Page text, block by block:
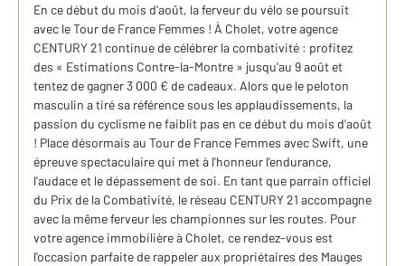
En ce début du mois d'août, la ferveur du vélo se poursuit
avec le Tour de France Femmes ! À Cholet, votre agence
CENTURY 21 continue de célébrer la combativité : profitez
des « Estimations Contre-la-Montre » jusqu'au 9 août et
tentez de gagner 3 000 € de cadeaux. Alors que le peloton
masculin a tiré sa référence sous les applaudissements, la
passion du cyclisme ne faiblit pas en ce début du mois d'août
! Place désormais au Tour de France Femmes avec Swift, une
épreuve spectaculaire qui met à l'honneur l'endurance,
l'audace et le dépassement de soi. En tant que parrain officiel
du Prix de la Combativité, le réseau CENTURY 21 accompagne
avec la même ferveur les championnes sur les routes. Pour
votre agence immobilière à Cholet, ce rendez-vous est
l'occasion parfaite de rappeler aux propriétaires des Mauges